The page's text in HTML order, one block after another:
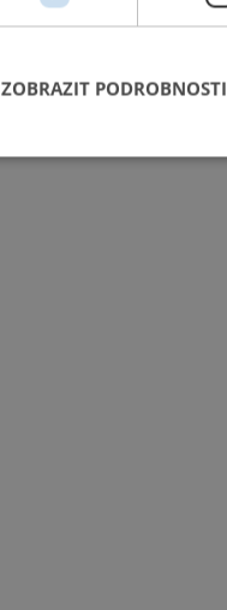
ZOBRAZIT PODROBNOSTI